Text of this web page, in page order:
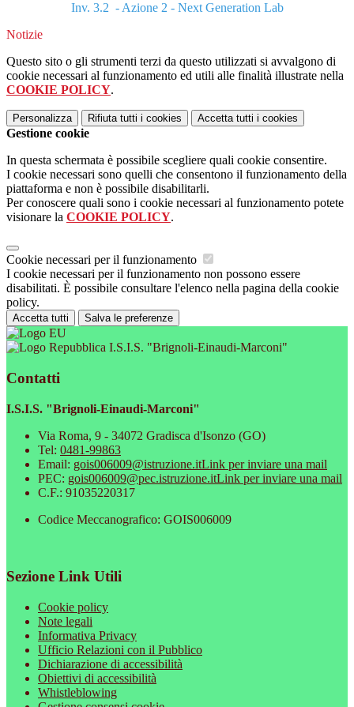
Inv. 3.2 - Azione 2 - Next Generation Lab
Notizie
Questo sito o gli strumenti terzi da questo utilizzati si avvalgono di
cookie necessari al funzionamento ed utili alle finalità illustrate nella
COOKIE POLICY.
Personalizza Rifiuta tutti i cookies Accetta tutti i cookies
Gestione cookie
In questa schermata è possibile scegliere quali cookie consentire.
I cookie necessari sono quelli che consentono il funzionamento della
piattaforma e non è possibile disabilitarli.
Per conoscere quali sono i cookie necessari al funzionamento potete
visionare la COOKIE POLICY.
Cookie necessari per il funzionamento
I cookie necessari per il funzionamento non possono essere
disabilitati. È possibile consultare l'elenco nella pagina della cookie
policy.
Accetta tutti Salva le preferenze
I.S.I.S. "Brignoli-Einaudi-Marconi"
Contatti
I.S.I.S. "Brignoli-Einaudi-Marconi"
Via Roma, 9 - 34072 Gradisca d'Isonzo (GO)
Tel: 0481-99863
Email: gois006009@istruzione.itLink per inviare una mail
PEC: gois006009@pec.istruzione.itLink per inviare una mail
C.F.: 91035220317
Codice Meccanografico: GOIS006009
Sezione Link Utili
Cookie policy
Note legali
Informativa Privacy
Ufficio Relazioni con il Pubblico
Dichiarazione di accessibilità
Obiettivi di accessibilità
Whistleblowing